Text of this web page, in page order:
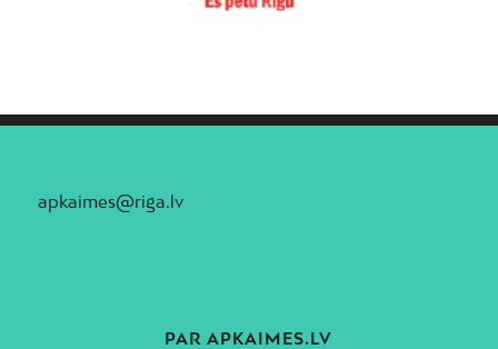
apkaimes@riga.lv
PAR APKAIMES.LV